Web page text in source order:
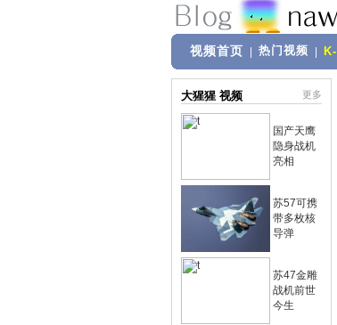
视频首页 热门视频
大猩猩 视频 更多
国产天鹰
隐身战机
亮相
苏57可携
带多枚核
导弹
苏47金雕
战机前世
今生